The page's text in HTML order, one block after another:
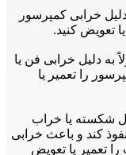
خرابی کمپرسور
تعویض کنید.
به دلیل خرابی فن یا
را تعمیر یا
شکسته یا خراب
کند و باعث خرابی
تعمیر یا تعویض